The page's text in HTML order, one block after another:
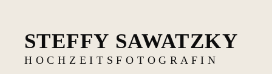
STEFFY SAWATZKY
H O C H Z E I T S F O T O G R A F I N